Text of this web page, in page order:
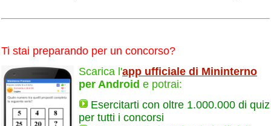
Ti stai preparando per un concorso?
Scarica l'app ufficiale di Mininterno
per Android e potrai:
Esercitarti con oltre 1.000.000 di quiz
per tutti i concorsi